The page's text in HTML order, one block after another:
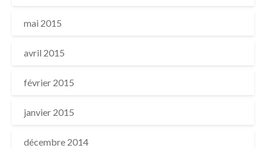
mai 2015
avril 2015
février 2015
janvier 2015
décembre 2014